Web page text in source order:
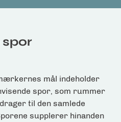
spor
mål indeholder
spor, som rummer
til den samlede
supplerer hinanden